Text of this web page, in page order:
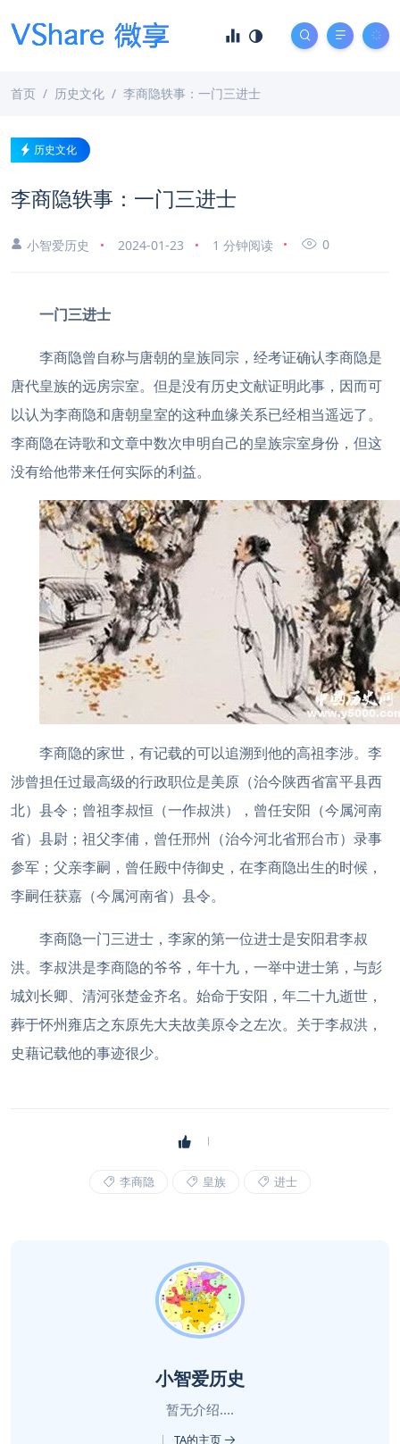
首页 历史文化 李商隐轶事：一门三进士
历史文化
李商隐轶事：一门三进士
小智爱历史 2024-01-23 1 分钟阅读 0
一门三进士
李商隐曾自称与唐朝的皇族同宗，经考证确认李商隐是
唐代皇族的远房宗室。但是没有历史文献证明此事，因而可
以认为李商隐和唐朝皇室的这种血缘关系已经相当遥远了。
李商隐在诗歌和文章中数次申明自己的皇族宗室身份，但这
没有给他带来任何实际的利益。
李商隐的家世，有记载的可以追溯到他的高祖李涉。李
涉曾担任过最高级的行政职位是美原（治今陕西省富平县西
北）县令；曾祖李叔恒（一作叔洪），曾任安阳（今属河南
省）县尉；祖父李俌，曾任邢州（治今河北省邢台市）录事
参军；父亲李嗣，曾任殿中侍御史，在李商隐出生的时候，
李嗣任获嘉（今属河南省）县令。
李商隐一门三进士，李家的第一位进士是安阳君李叔
洪。李叔洪是李商隐的爷爷，年十九，一举中进士第，与彭
城刘长卿、清河张楚金齐名。始命于安阳，年二十九逝世，
葬于怀州雍店之东原先大夫故美原令之左次。关于李叔洪，
史藉记载他的事迹很少。
李商隐 皇族 进士
小智爱历史
暂无介绍....
TA的主页